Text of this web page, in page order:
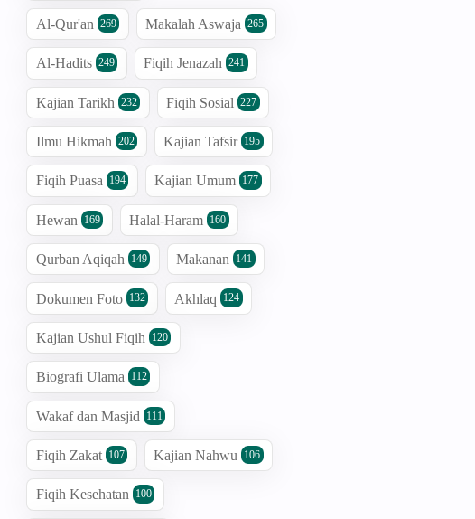
Al-Qur'an 269 Makalah Aswaja 265
Al-Hadits 249 Fiqih Jenazah 241
Kajian Tarikh 232 Fiqih Sosial 227
Ilmu Hikmah 202 Kajian Tafsir 195
Fiqih Puasa 194 Kajian Umum 177
Hewan 169 Halal-Haram 160
Qurban Aqiqah 149 Makanan 141
Dokumen Foto 132 Akhlaq 124
Kajian Ushul Fiqih 120
Biografi Ulama 112
Wakaf dan Masjid 111
Fiqih Zakat 107 Kajian Nahwu 106
Fiqih Kesehatan 100